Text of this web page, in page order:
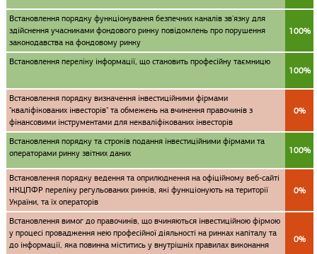
Встановлення порядку функціонування безпечних каналів зв'язку для
здійснення учасниками фондового ринку повідомлень про порушення
законодавства на фондовому ринку
100%
Встановлення переліку інформації, що становить професійну таємницю
100%
Встановлення порядку визначення інвестиційними фірмами
"кваліфікованих інвесторів" та обмежень на вчинення правочинів з
фінансовими інструментами для некваліфікованих інвесторів
0%
Встановлення порядку та строків подання інвестиційними фірмами та
операторами ринку звітних даних
100%
Встановлення порядку ведення та оприлюднення на офіційному веб-сайті
НКЦПФР переліку регульованих ринків, які функціонують на території
України, та їх операторів
0%
Встановлення вимог до правочинів, що вчиняються інвестиційною фірмою
у процесі провадження нею професійної діяльності на ринках капіталу та
до інформації, яка повинна міститись у внутрішніх правилах виконання
0%